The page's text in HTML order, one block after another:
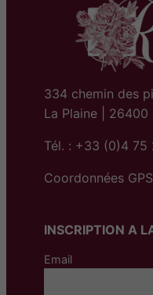
334 chemin des
La Plaine | 26400
Tél. : +33 (0)4 75
Coordonnées
INSCRIPTION A
Email